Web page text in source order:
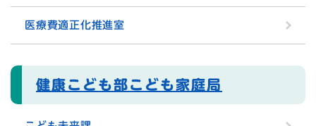
医療費適正化推進室
健康こども部こども家庭局